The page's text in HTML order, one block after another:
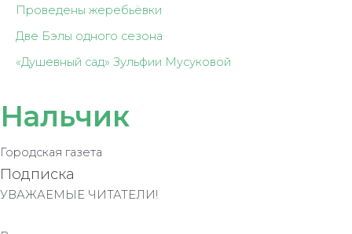
Проведены жеребьёвки
Две Бэлы одного сезона
«Душевный сад» Зульфии Мусуковой
Нальчик
Городская газета
Подписка
УВАЖАЕМЫЕ ЧИТАТЕЛИ!